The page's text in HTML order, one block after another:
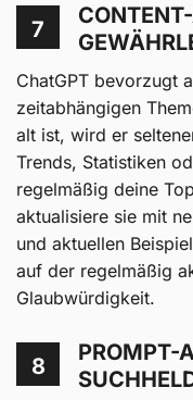
7
ChatGPT bevorzugt
zeitabhängigen
alt ist, wird er
Trends, Statistiken
regelmäßig deine
aktualisiere sie mit
und aktuellen
auf der regelmäßig
Glaubwürdigkeit.
8
PROMPT-